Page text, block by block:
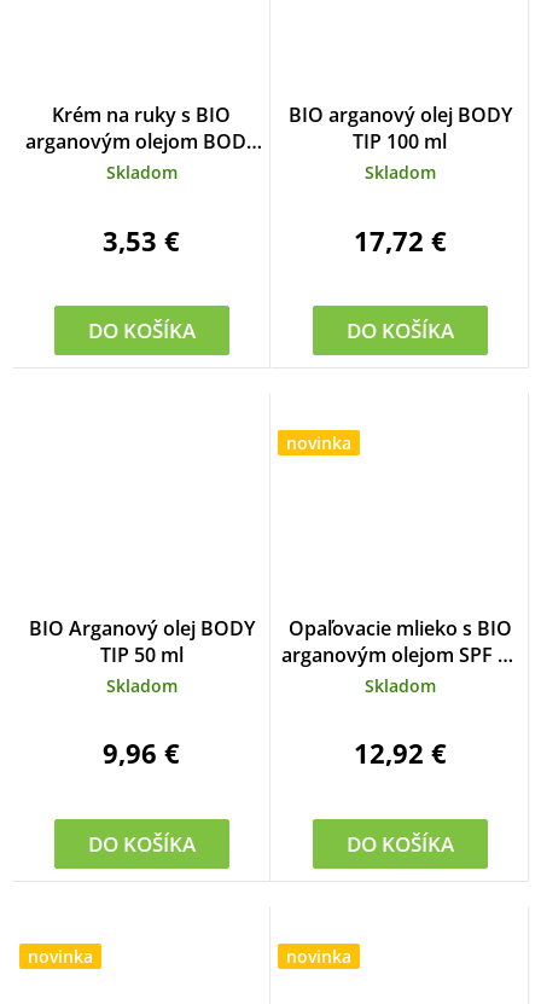
Krém na ruky s BIO
arganovým olejom BODY
TIP 100 ml
Skladom
3,53 €
DO KOŠÍKA
BIO arganový olej BODY
TIP 100 ml
Skladom
17,72 €
DO KOŠÍKA
BIO Arganový olej BODY
TIP 50 ml
Skladom
9,96 €
DO KOŠÍKA
novinka
Opaľovacie mlieko s BIO
arganovým olejom SPF 50
SUN 200 ml
Skladom
12,92 €
DO KOŠÍKA
novinka novinka